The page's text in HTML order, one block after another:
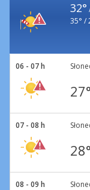
32°
35° /
06 - 07 h
27°
07 - 08 h
28°
08 - 09 h